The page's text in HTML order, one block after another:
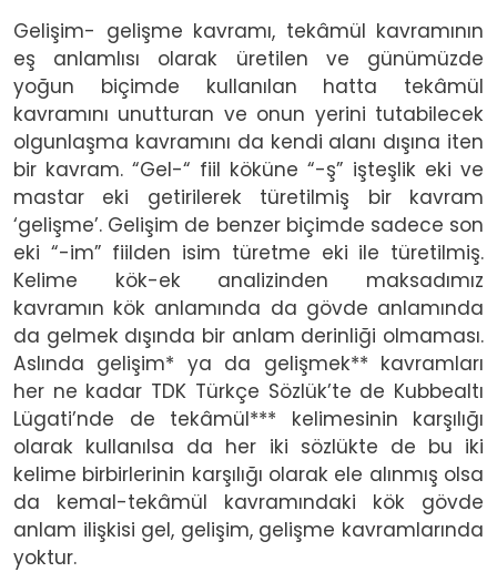
Gelişim- gelişme kavramı, tekâmül kavramının
eş anlamlısı olarak üretilen ve günümüzde
yoğun biçimde kullanılan hatta tekâmül
kavramını unutturan ve onun yerini tutabilecek
olgunlaşma kavramını da kendi alanı dışına iten
bir kavram. “Gel-“ fiil köküne “-ş” işteşlik eki ve
mastar eki getirilerek türetilmiş bir kavram
‘gelişme’. Gelişim de benzer biçimde sadece son
eki “-im” fiilden isim türetme eki ile türetilmiş.
Kelime kök-ek analizinden maksadımız
kavramın kök anlamında da gövde anlamında
da gelmek dışında bir anlam derinliği olmaması.
Aslında gelişim* ya da gelişmek** kavramları
her ne kadar TDK Türkçe Sözlük’te de Kubbealtı
Lügati’nde de tekâmül*** kelimesinin karşılığı
olarak kullanılsa da her iki sözlükte de bu iki
kelime birbirlerinin karşılığı olarak ele alınmış olsa
da kemal-tekâmül kavramındaki kök gövde
anlam ilişkisi gel, gelişim, gelişme kavramlarında
yoktur.